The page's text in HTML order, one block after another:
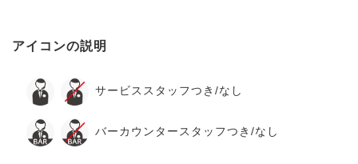
アイコンの説明
サービススタッフつき/なし
バーカウンタースタッフつき/なし